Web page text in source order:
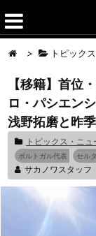
> トピック
【移籍】首位
ロ・パシエン
浅野拓磨と昨
トピックス・ニュ
ポルトガル代表
セル
サカノワスタッフ